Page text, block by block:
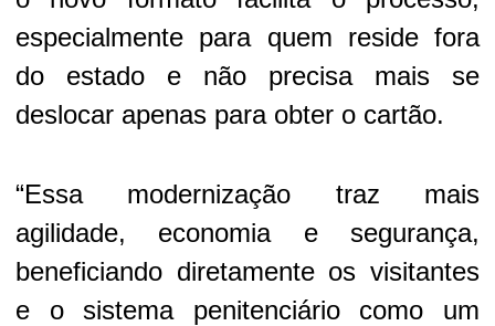
especialmente para quem reside fora
do estado e não precisa mais se
deslocar apenas para obter o cartão.
“Essa modernização traz mais
agilidade, economia e segurança,
beneficiando diretamente os visitantes
e o sistema penitenciário como um